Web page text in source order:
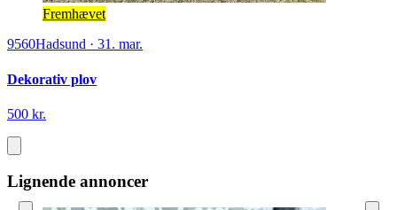
Fremhævet
9560Hadsund · 31. mar.
Dekorativ plov
500 kr.
Lignende annoncer